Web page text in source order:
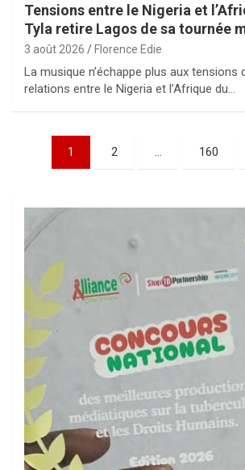
Tensions entre le Nigeria et
Tyla retire Lagos de sa tournée
3 août 2026 Florence Edie
La musique n’échappe plus aux tensions
relations entre le Nigeria et l’Afrique du…
Pagination
1 2 160